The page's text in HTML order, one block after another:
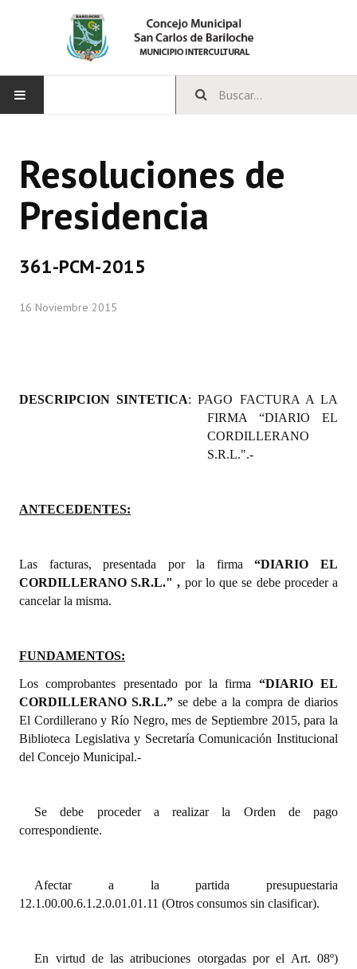
CONCEJO
Bloques Políticos
Comisiones Permanentes
Comisiones Especiales
Carta Orgánica 2007
Digesto
Organigrama
Informes de Gestión
Proyectos Presentados
Dictámenes Asesoría Letrada
Informes de Unidad Coordinadora
NORMATIVA
Resoluciones de
Presidencia
361-PCM-2015
16 Noviembre 2015
DESCRIPCION SINTETICA: PAGO FACTURA A LA
FIRMA “DIARIO EL
CORDILLERANO
S.R.L.".-
ANTECEDENTES:
Las facturas, presentada por la firma“DIARIO EL
CORDILLERANO S.R.L." , por lo que se debe proceder a
cancelar la misma.
FUNDAMENTOS:
Los comprobantes presentado por la firma “DIARIO EL
CORDILLERANO S.R.L.” se debe a la compra de diarios
El Cordillerano y Río Negro, mes de Septiembre 2015, para la
Biblioteca Legislativa y Secretaría Comunicación Institucional
del Concejo Municipal.-
Se debe proceder a realizar la Orden de pago
correspondiente.
Afectar a la partida presupuestaria
12.1.00.00.6.1.2.0.01.01.11 (Otros consumos sin clasificar).
En virtud de las atribuciones otorgadas por el Art. 08º)